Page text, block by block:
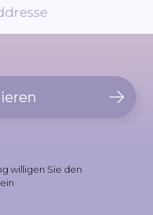
willigen Sie den
ein